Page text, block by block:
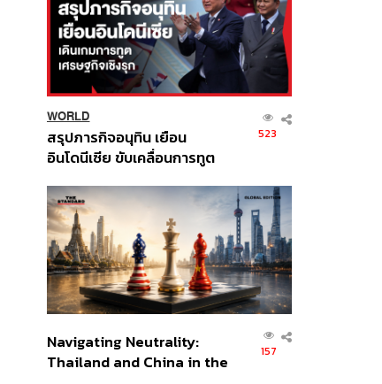
WORLD
สรุปภารกิจอนุทิน เยือน
อินโดนีเซีย ขับเคลื่อนการทูต
ส่วนยุทธศาสตร์ไทย –
อินโดนีเซีย
523
Navigating Neutrality:
Thailand and China in the
157